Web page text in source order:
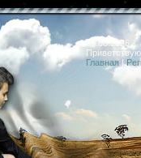
09.08.2026
Главная |